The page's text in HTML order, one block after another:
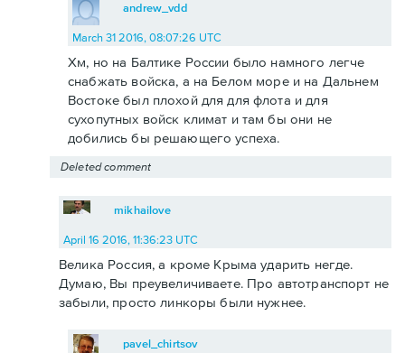
andrew_vdd
March 31 2016, 08:07:26 UTC
Хм, но на Балтике России было намного легче
снабжать войска, а на Белом море и на Дальнем
Востоке был плохой для для флота и для
сухопутных войск климат и там бы они не
добились бы решающего успеха.
Deleted comment
mikhailove
April 16 2016, 11:36:23 UTC
Велика Россия, а кроме Крыма ударить негде.
Думаю, Вы преувеличиваете. Про автотранспорт не
забыли, просто линкоры были нужнее.
pavel_chirtsov